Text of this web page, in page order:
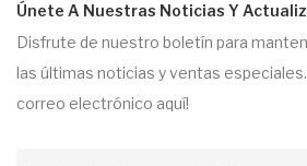
Únete A Nuestras Noticias Y
Disfrute de nuestro boletín para
las últimas noticias y ventas
correo electrónico aquí!